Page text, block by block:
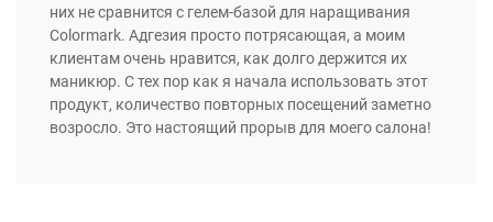
них не сравнится с гелем-базой для наращивания
Colormark. Адгезия просто потрясающая, а моим
клиентам очень нравится, как долго держится их
маникюр. С тех пор как я начала использовать этот
продукт, количество повторных посещений заметно
возросло. Это настоящий прорыв для моего салона!